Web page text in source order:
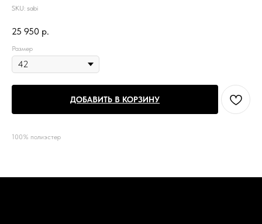
SKU: sabi
25 950 р.
Размер
ДОБАВИТЬ В КОРЗИНУ
100% полиэстер